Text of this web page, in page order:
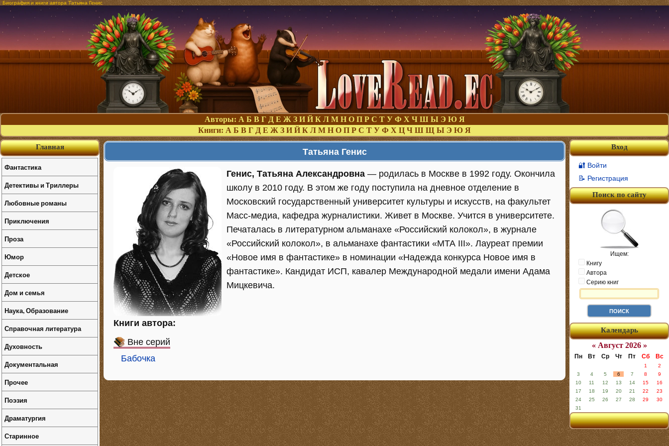
Биография и книги автора Татьяна Генис
Авторы: А Б В Г Д Е Ж З И Й К Л М Н О П Р С Т У Ф Х Ч Ш Ы Э Ю Я
Книги: А Б В Г Д Е Ж З И Й К Л М Н О П Р С Т У Ф Х Ц Ч Ш Щ Ы Э Ю Я
Татьяна Генис
Генис, Татьяна Александровна — родилась в Москве в 1992 году. Окончила
школу в 2010 году. В этом же году поступила на дневное отделение в
Московский государственный университет культуры и искусств, на факультет
Масс-медиа, кафедра журналистики. Живет в Москве. Учится в университете.
Печаталась в литературном альманахе «Российский колокол», в журнале
«Российский колокол», в альманахе фантастики «МТА III». Лауреат премии
«Новое имя в фантастике» в номинации «Надежда конкурса Новое имя в
фантастике». Кандидат ИСП, кавалер Международной медали имени Адама
Мицкевича.
Книги автора:
Вне серий
Бабочка
Вход
🔐 Войти
📝 Регистрация
Поиск по сайту
Ищем:
Книгу
Автора
Серию книг
Календарь
« Август 2026 »
Пн Вт Ср Чт Пт Сб Вс
1
2
3
4 5 6 7 8
9
10
11 12 13 14 15
16
17
18 19 20 21 22
23
24
25 26 27 28 29
30
31
Главная
Фантастика
Детективы и Триллеры
Любовные романы
Приключения
Проза
Юмор
Детское
Дом и семья
Наука, Образование
Справочная литература
Духовность
Документальная
Прочее
Поэзия
Драматургия
Старинное